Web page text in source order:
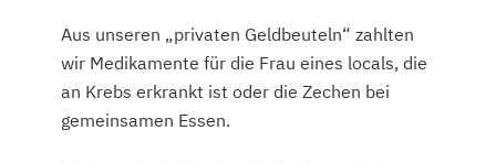
Aus unseren „privaten Geldbeuteln“ zahlten
wir Medikamente für die Frau eines locals, die
an Krebs erkrankt ist oder die Zechen bei
gemeinsamen Essen.